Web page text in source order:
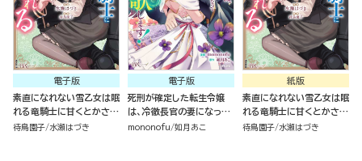
電子版
素直になれない雪乙女は眠
れる竜騎士に甘くとかされ
る コミック版 （1）
待鳥園子 水瀬はづき
電子版
死刑が確定した転生令嬢
は、冷徹長官の妻になって
三度目の人生を謳歌しま
mononofu 如月あこ
紙版
素直になれない雪乙女は眠
れる竜騎士に甘くとかされ
る（１）
待鳥園子 水瀬はづき